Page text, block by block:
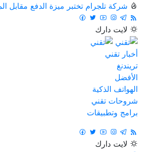
شركة تلجرام تختبر ميزة الدفع مقابل
لايت دارك
أخبار تقني
تريندنغ
الأفضل
الهواتف الذكية
شروحات تقني
برامج وتطبيقات
لايت دارك